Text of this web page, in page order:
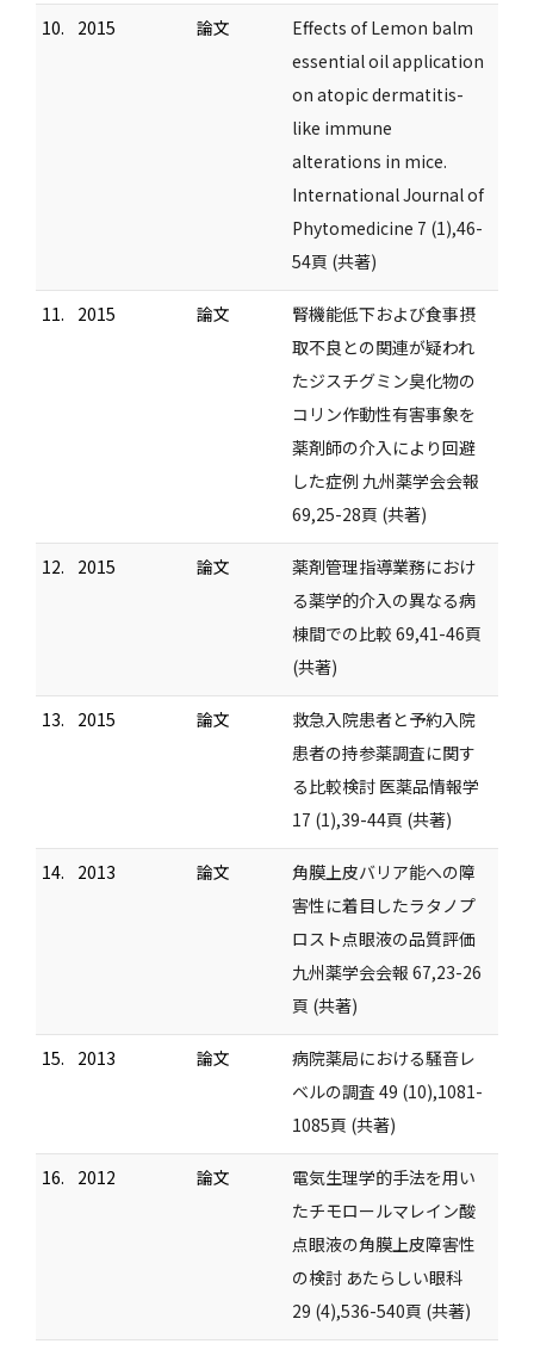
10. 2015 論文
Effects of Lemon balm
essential oil application
on atopic dermatitis-
like immune
alterations in mice.
International Journal of
Phytomedicine 7 (1),46-
54頁 (共著)
11. 2015 論文
腎機能低下および食事摂
取不良との関連が疑われ
たジスチグミン臭化物の
コリン作動性有害事象を
薬剤師の介入により回避
した症例 九州薬学会会報
69,25-28頁 (共著)
12. 2015 論文
薬剤管理指導業務におけ
る薬学的介入の異なる病
棟間での比較 69,41-46頁
(共著)
13. 2015 論文
救急入院患者と予約入院
患者の持参薬調査に関す
る比較検討 医薬品情報学
17 (1),39-44頁 (共著)
14. 2013 論文
角膜上皮バリア能への障
害性に着目したラタノプ
ロスト点眼液の品質評価
九州薬学会会報 67,23-26
頁 (共著)
15. 2013 論文
病院薬局における騒音レ
ベルの調査 49 (10),1081-
1085頁 (共著)
16. 2012 論文
電気生理学的手法を用い
たチモロールマレイン酸
点眼液の角膜上皮障害性
の検討 あたらしい眼科
29 (4),536-540頁 (共著)